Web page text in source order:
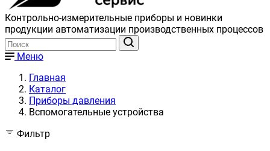
Контрольно-измерительные приборы и новинки
продукции автоматизации производственных процессов
Меню
Главная
Каталог
Приборы давления
Вспомогательные устройства
Фильтр